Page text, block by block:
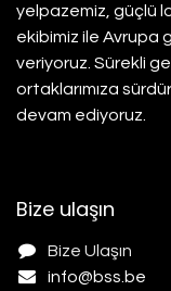
yelpazemiz, güçlü
ekibimiz ile Avrupa
veriyoruz. Sürekli
ortaklarımıza
devam ediyoruz.
Bize ulaşın
Bize Ulaşın
info@bss.be